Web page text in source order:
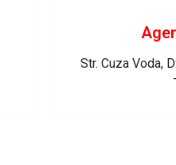
Str. Cuza Voda,